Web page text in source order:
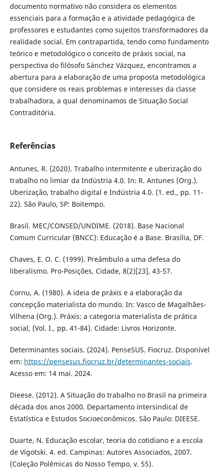
documento normativo não considera os elementos
essenciais para a formação e a atividade pedagógica de
professores e estudantes como sujeitos transformadores da
realidade social. Em contrapartida, tendo como fundamento
teórico e metodológico o conceito de práxis social, na
perspectiva do filósofo Sánchez Vázquez, encontramos a
abertura para a elaboração de uma proposta metodológica
que considere os reais problemas e interesses da classe
trabalhadora, a qual denominamos de Situação Social
Contraditória.
Referências
Antunes, R. (2020). Trabalho intermitente e uberização do
trabalho no limiar da Indústria 4.0. In: R. Antunes (Org.).
Uberização, trabalho digital e Indústria 4.0. (1. ed., pp. 11-
22). São Paulo, SP: Boitempo.
Brasil. MEC/CONSED/UNDIME. (2018). Base Nacional
Comum Curricular (BNCC): Educação é a Base. Brasília, DF.
Chaves, E. O. C. (1999). Preâmbulo a uma defesa do
liberalismo. Pro-Posições, Cidade, 8(2)[23], 43-57.
Cornu, A. (1980). A ideia de práxis e a elaboração da
concepção materialista do mundo. In: Vasco de Magalhães-
Vilhena (Org.). Práxis: a categoria materialista de prática
social, (Vol. I., pp. 41-84). Cidade: Livros Horizonte.
Determinantes sociais. (2024). PenseSUS. Fiocruz. Disponível
em: https://pensesus.fiocruz.br/determinantes-sociais.
Acesso em: 14 mai. 2024.
Dieese. (2012). A Situação do trabalho no Brasil na primeira
década dos anos 2000. Departamento intersindical de
Estatística e Estudos Socioeconômicos. São Paulo: DIEESE.
Duarte, N. Educação escolar, teoria do cotidiano e a escola
de Vigotski. 4. ed. Campinas: Autores Associados, 2007.
(Coleção Polêmicas do Nosso Tempo, v. 55).